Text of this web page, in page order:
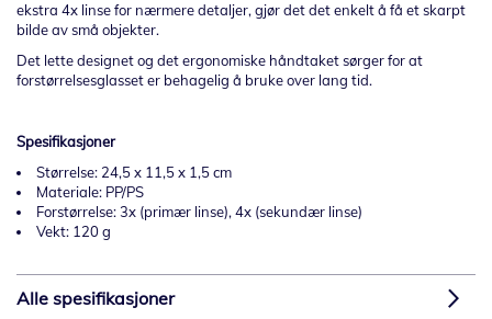
ekstra 4x linse for nærmere detaljer, gjør det det enkelt å få et skarpt
bilde av små objekter.
Det lette designet og det ergonomiske håndtaket sørger for at
forstørrelsesglasset er behagelig å bruke over lang tid.
Spesifikasjoner
Størrelse: 24,5 x 11,5 x 1,5 cm
Materiale: PP/PS
Forstørrelse: 3x (primær linse), 4x (sekundær linse)
Vekt: 120 g
Alle spesifikasjoner